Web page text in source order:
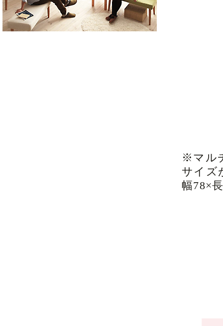
※マル
サイズ
幅78×